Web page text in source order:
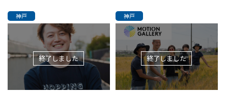
神戸
終了しました
神戸
終了しました